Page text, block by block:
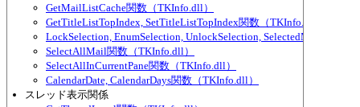
GetMailListCache関数（TKInfo.dll）
GetTitleListTopIndex, SetTitleListTopIndex関数（TKInfo.dll）
LockSelection, EnumSelection, UnlockSelection, SelectedMailCount
SelectAllMail関数（TKInfo.dll）
SelectAllInCurrentPane関数（TKInfo.dll）
CalendarDate, CalendarDays関数（TKInfo.dll）
スレッド表示関係